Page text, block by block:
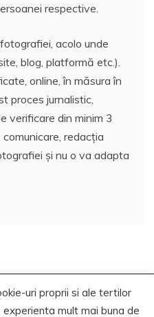
respective.
acolo unde
blog, platformă etc.).
online, în măsura în
proces jurnalistic,
verificare din minim 3
redacția
și nu o va adapta
Segra Media
uri proprii si ale tertilor
mult mai buna de